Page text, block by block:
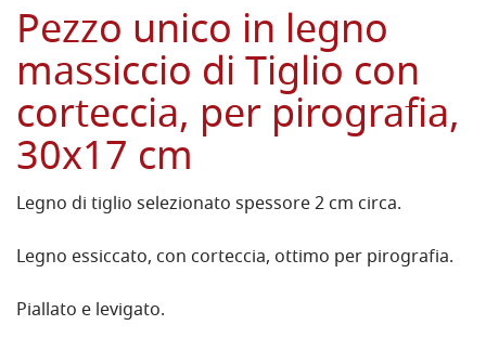
Pezzo unico in legno
massiccio di Tiglio con
corteccia, per pirografia,
30x17 cm
Legno di tiglio selezionato spessore 2 cm circa.
Legno essiccato, con corteccia, ottimo per pirografia.
Piallato e levigato.